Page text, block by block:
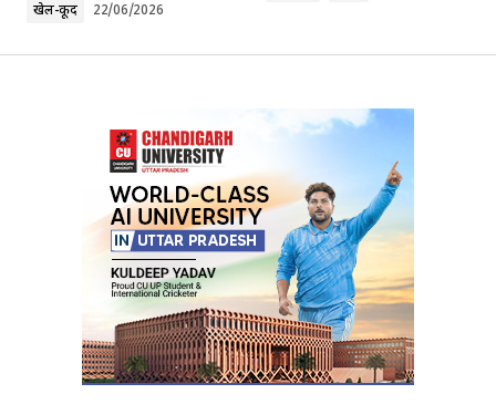
Your E-mail*
Submit Comment
खेल-कूद 22/06/2026